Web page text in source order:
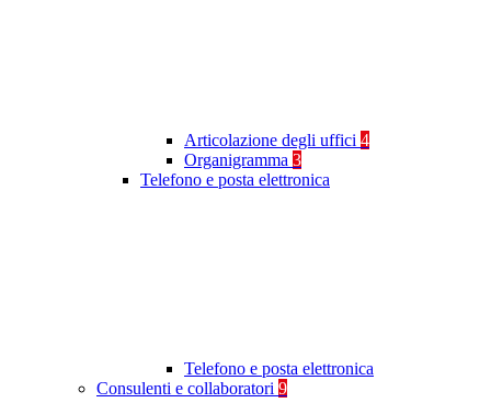
Articolazione degli uffici 4
Organigramma 3
Telefono e posta elettronica
Telefono e posta elettronica
Consulenti e collaboratori 9